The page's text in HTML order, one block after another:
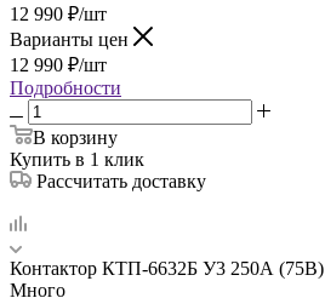
12 990 ₽/шт
Варианты цен
12 990 ₽/шт
Подробности
В корзину
Купить в 1 клик
Рассчитать доставку
Контактор КТП-6632Б У3 250А (75В)
Много